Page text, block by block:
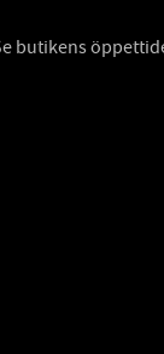
butikens